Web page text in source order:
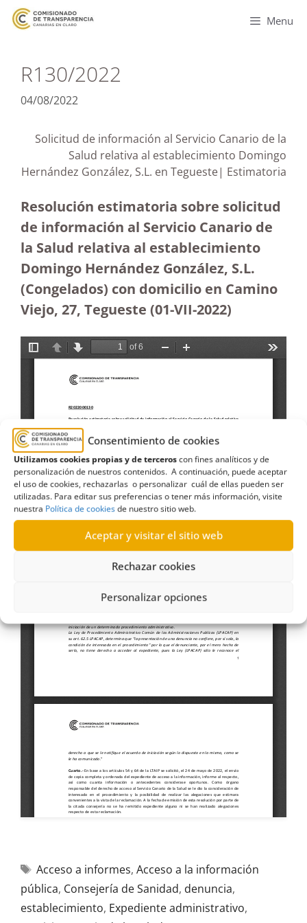
Consentimiento de cookies
Utilizamos cookies propias y de terceroscon fines analíticos y de
personalización de nuestros contenidos. A continuación, puede aceptar
el uso de cookies, rechazarlas o personalizar cuál de ellas pueden ser
utilizadas. Para editar sus preferencias o tener más información, visite
nuestra Política de cookiesde nuestro sitio web.
Aceptar y visitar el sitio web
Rechazar cookies
Personalizar opciones
Menu
R130/2022
04/08/2022
Solicitud de información al Servicio Canario de la
Salud relativa al establecimiento Domingo
Hernández González, S.L. en Tegueste| Estimatoria
Resolución estimatoria sobre solicitud
de información al Servicio Canario de
la Salud relativa al establecimiento
Domingo Hernández González, S.L.
(Congelados) con domicilio en Camino
Viejo, 27, Tegueste (01-VII-2022)
Acceso a informes, Acceso a la información
pública, Consejería de Sanidad, denuncia,
establecimiento, Expediente administrativo,